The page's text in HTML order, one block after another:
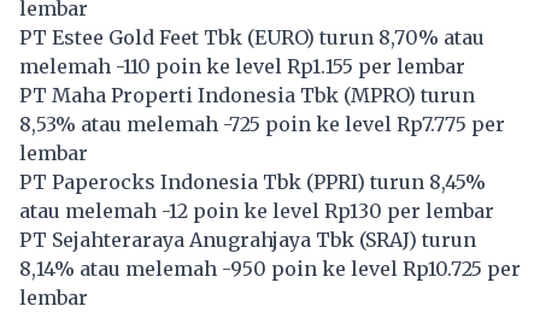
lembar
PT Estee Gold Feet Tbk (EURO) turun 8,70% atau
melemah -110 poin ke level Rp1.155 per lembar
PT Maha Properti Indonesia Tbk (MPRO) turun
8,53% atau melemah -725 poin ke level Rp7.775 per
lembar
PT Paperocks Indonesia Tbk (PPRI) turun 8,45%
atau melemah -12 poin ke level Rp130 per lembar
PT Sejahteraraya Anugrahjaya Tbk (SRAJ) turun
8,14% atau melemah -950 poin ke level Rp10.725 per
lembar